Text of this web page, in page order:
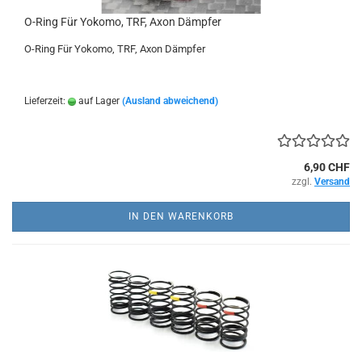
O-Ring Für Yokomo, TRF, Axon Dämpfer
O-Ring Für Yokomo, TRF, Axon Dämpfer
Lieferzeit: auf Lager (Ausland abweichend)
6,90 CHF
zzgl. Versand
IN DEN WARENKORB